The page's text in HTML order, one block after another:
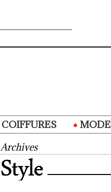
COIFFURES MODE
Archives